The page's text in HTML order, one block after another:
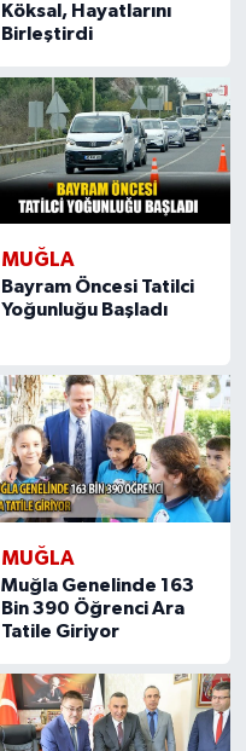
Köksal, Hayatlarını
Birleştirdi
MUĞLA
Bayram Öncesi Tatilci
Yoğunluğu Başladı
MUĞLA
Muğla Genelinde 163
Bin 390 Öğrenci Ara
Tatile Giriyor